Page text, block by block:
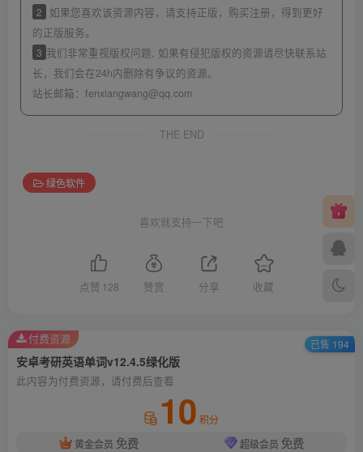
2
如果您喜欢该资源内容，请支持正版，购买注册，得到更好
的正版服务。
3 我们非常重视版权问题, 如果有侵犯版权的资源请尽快联系站
长，我们会在24h内删除有争议的资源。
站长邮箱： fenxiangwang@qq.com
THE END
绿色软件
喜欢就支持一下吧
点赞 128 赞赏 分享 收藏
安卓考研英语单词v12.4.5绿化版
此内容为付费资源，请付费后查看
10 积分
黄金会员 免费 超级会员 免费
付费资源 已售 194